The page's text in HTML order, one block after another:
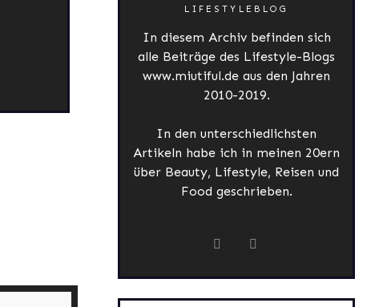
LIFESTYLEBLOG
In diesem Archiv befinden sich
alle Beiträge des Lifestyle-Blogs
www.miutiful.de aus den Jahren
2010-2019.
In den unterschiedlichsten
Artikeln habe ich in meinen 20ern
über Beauty, Lifestyle, Reisen und
Food geschrieben.